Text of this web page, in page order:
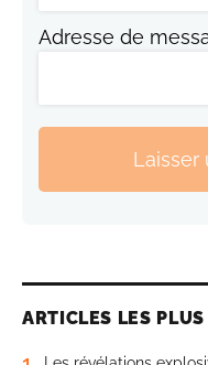
Adresse de
Laisser
ARTICLES LES